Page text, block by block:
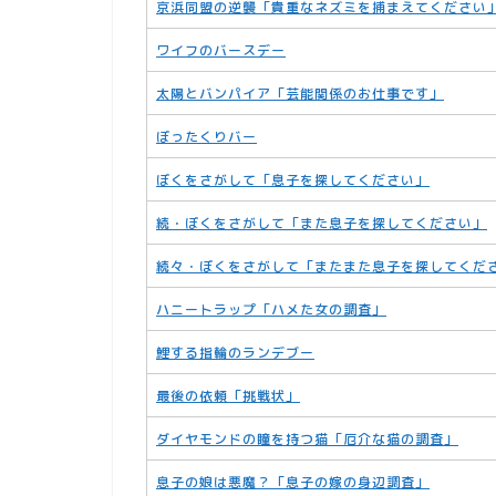
京浜同盟の逆襲「貴重なネズミを捕まえてください」
ワイフのバースデー
太陽とバンパイア「芸能関係のお仕事です」
ぼったくりバー
ぼくをさがして「息子を探してください」
続・ぼくをさがして「また息子を探してください」
続々・ぼくをさがして「またまた息子を探してくだ
ハニートラップ「ハメた女の調査」
鯉する指輪のランデブー
最後の依頼「挑戦状」
ダイヤモンドの瞳を持つ猫「厄介な猫の調査」
息子の娘は悪魔？「息子の嫁の身辺調査」